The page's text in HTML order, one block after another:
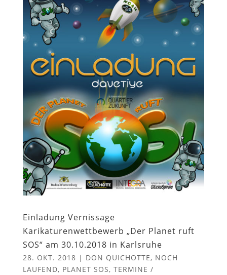
Einladung Vernissage
Karikaturenwettbewerb „Der Planet ruft
SOS“ am 30.10.2018 in Karlsruhe
28. OKT. 2018 | DON QUICHOTTE, NOCH
LAUFEND, PLANET SOS, TERMINE /